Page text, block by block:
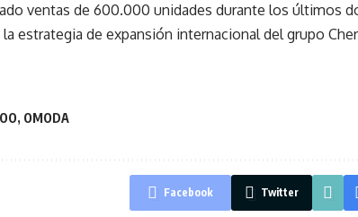
ventas de 600.000 unidades durante los últimos
estrategia de expansión internacional del grupo
, OMODA
Facebook Twitter